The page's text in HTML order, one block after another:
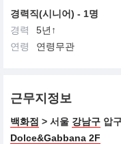
경력직(시니어) - 1명
경력
5년↑
연령
연령무관
근무지정보
백화점 > 서울 강남구 압
Dolce&Gabbana 2F